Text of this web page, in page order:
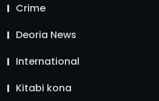
Crime
Deoria News
International
Kitabi kona